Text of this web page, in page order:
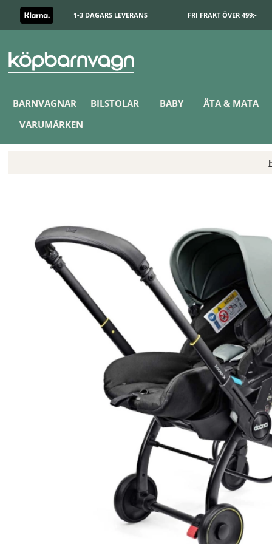
1-3 DAGARS LEVERANS FRI FRAKT ÖVER 499:-
BARNVAGNAR BILSTOLAR BABY
ÄTA & MATA
VARUMÄRKEN